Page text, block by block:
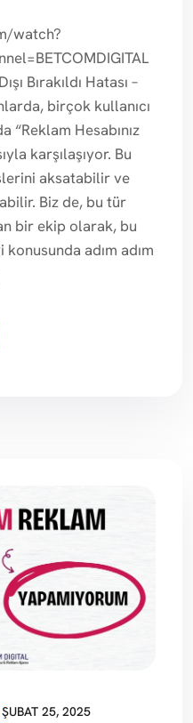
watch?
Bırakıldı Hatası –
birçok kullanıcı
Hesabınız
karşılaşıyor. Bu
aksatabilir ve
Biz de, bu tür
bir ekip olarak, bu
adım adım
ŞUBAT 25, 2025